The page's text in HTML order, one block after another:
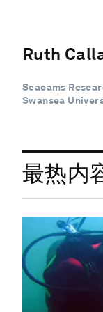
Ruth
Seacams
Swansea
最热内